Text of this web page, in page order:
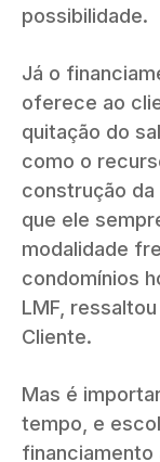
possibilidade.
Já o
oferece ao
quitação do
como o
construção
que ele
modalidade
condomínios
LMF,
Cliente.
Mas é
tempo, e
financiamento